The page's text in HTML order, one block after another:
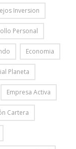
Inversion
Personal
Economia
Planeta
Empresa Activa
Cartera